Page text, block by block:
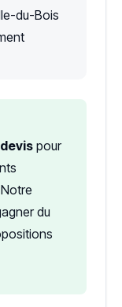
du-Bois
pour
du